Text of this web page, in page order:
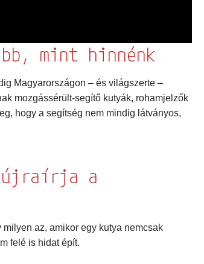
mint hinnénk
Magyarországon – és világszerte –
mozgássérült-segítő kutyák, rohamjelzők
hogy a segítség nem mindig látványos,
újraírja a
az, amikor egy kutya nemcsak
felé is hidat épít.
való kapcsolattartás és a
mezőt, amennyiben hozzájárulsz
linkre kattintva. Adataidat az
a honlapunkon